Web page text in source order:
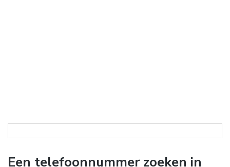
Een telefoonnummer zoeken in